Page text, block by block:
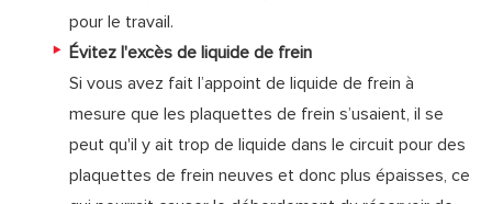
pour le travail.
Évitez l'excès de liquide de frein
Si vous avez fait l’appoint de liquide de frein à
mesure que les plaquettes de frein s’usaient, il se
peut qu'il y ait trop de liquide dans le circuit pour des
plaquettes de frein neuves et donc plus épaisses, ce